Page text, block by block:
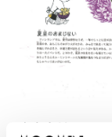
あなたは、こ